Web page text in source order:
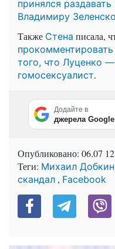
принялся
Владимиру
Также Стена писала,
того, что Луценко
гомосексуалист.
Додайте в
джерела Google
Опубликовано: 06.07
Теги: Михаил Добкин
скандал , Facebook